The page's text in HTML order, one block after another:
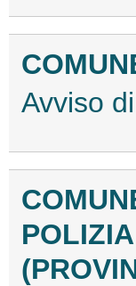
Avviso